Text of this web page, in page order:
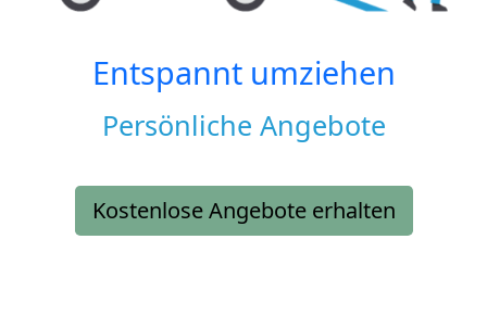
Entspannt umziehen
Persönliche Angebote
Kostenlose Angebote erhalten